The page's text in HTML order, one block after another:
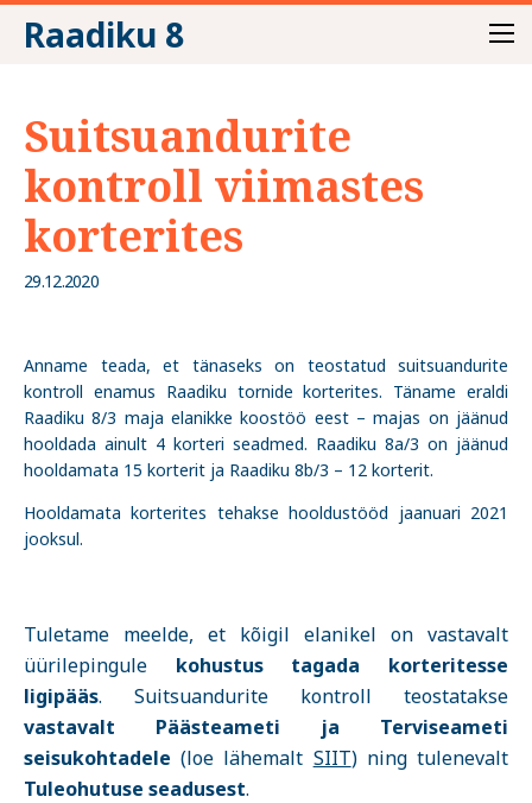
Raadiku 8
Suitsuandurite
kontroll viimastes
korterites
29.12.2020
Anname teada, et tänaseks on teostatud suitsuandurite
kontroll enamus Raadiku tornide korterites. Täname eraldi
Raadiku 8/3 maja elanikke koostöö eest – majas on jäänud
hooldada ainult 4 korteri seadmed. Raadiku 8a/3 on jäänud
hooldamata 15 korterit ja Raadiku 8b/3 – 12 korterit.
Hooldamata korterites tehakse hooldustööd jaanuari 2021
jooksul.
Tuletame meelde, et kõigil elanikel on vastavalt
üürilepingule kohustus tagada korteritesse
ligipääs. Suitsuandurite kontroll teostatakse
vastavalt Päästeameti ja Terviseameti
seisukohtadele (loe lähemalt SIIT) ning tulenevalt
Tuleohutuse seadusest.